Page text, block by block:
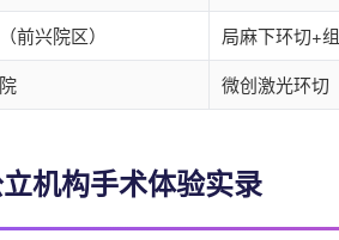
前兴院区）
局麻下环切+
微创激光环切
机构手术体验实录